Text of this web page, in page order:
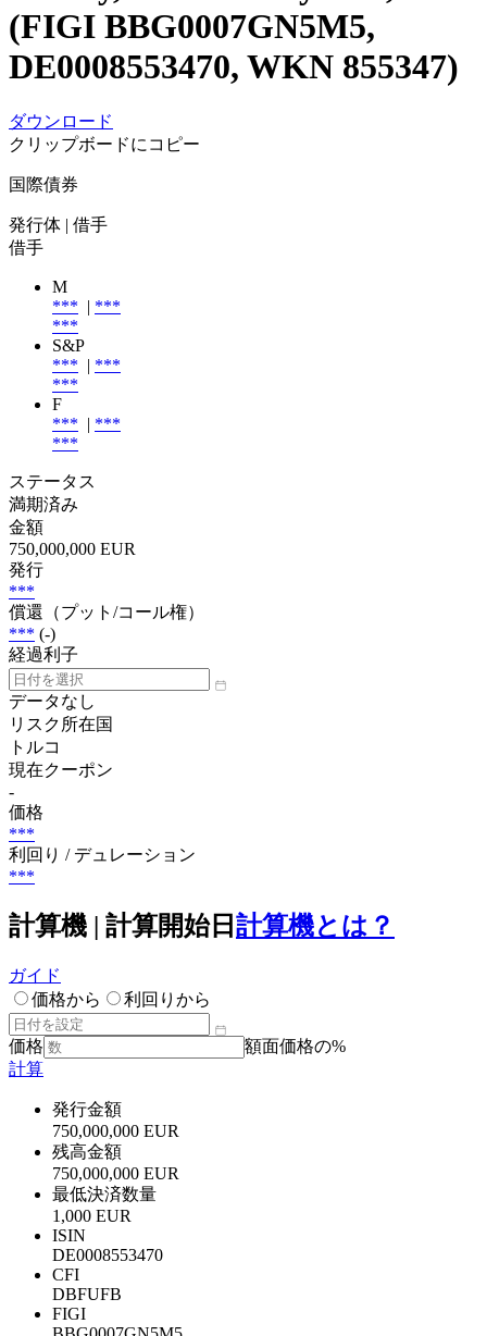
(FIGI BBG0007GN5M5,
DE0008553470, WKN 855347)
ダウンロード
クリップボードにコピー
国際債券
発行体 | 借手
借手
M
*** | ***
***
S&P
*** | ***
***
F
*** | ***
***
ステータス
満期済み
金額
750,000,000 EUR
発行
***
償還（プット/コール権）
*** (-)
経過利子
データなし
リスク所在国
トルコ
現在クーポン
-
価格
***
利回り / デュレーション
***
計算機 | 計算開始日 計算機とは？
ガイド
価格から
利回りから
価格
額面価格の%
計算
発行金額
750,000,000 EUR
残高金額
750,000,000 EUR
最低決済数量
1,000 EUR
ISIN
DE0008553470
CFI
DBFUFB
FIGI